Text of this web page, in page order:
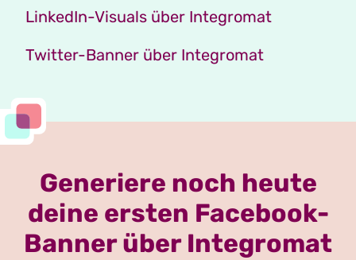
LinkedIn-Visuals über Integromat
Twitter-Banner über Integromat
Generiere noch heute
deine ersten Facebook-
Banner über Integromat